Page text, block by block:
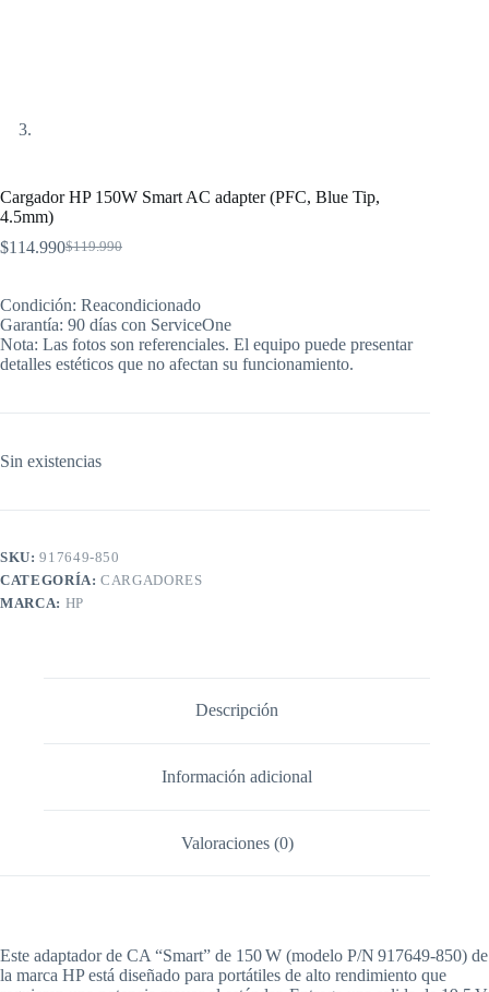
Cargador HP 150W Smart AC adapter (PFC, Blue Tip,
4.5mm)
$119.990
El
original
era:
$119.990.
$114.990El
actual
es:
$114.990.
Condición: Reacondicionado
Garantía: 90 días con ServiceOne
Nota: Las fotos son referenciales. El equipo puede presentar
detalles estéticos que no afectan su funcionamiento.
Sin existencias
SKU:917649-850
CATEGORÍA:CARGADORES
MARCA: HP
Descripción
Información adicional
Valoraciones (0)
Este adaptador de CA “Smart” de 150 W (modelo P/N 917649‑850) de
la marca HP está diseñado para portátiles de alto rendimiento que